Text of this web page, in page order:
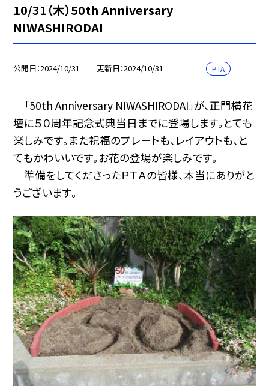
10/31（木）50th Anniversary
NIWASHIRODAI
公開日 2024/10/31 更新日 2024/10/31 PTA
「50th Anniversary NIWASHIRODAI」が、正門横花
壇に５０周年記念式典当日までに登場します。とても
楽しみです。また祝福のプレートも、レイアウトも、と
てもかわいいです。お花の登場が楽しみです。
準備をしてくださったＰＴＡの皆様、本当にありがと
うございます。